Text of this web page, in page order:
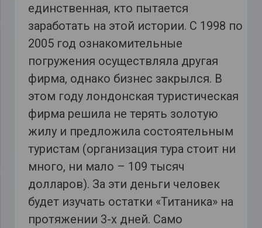
единственная, кто пытается
заработать на этой истории. С 1998 по
2005 год ознакомительные
погружения осуществляла другая
фирма, однако бизнес закрылся. В
этом году лондонская туристическая
фирма решила не терять золотую
жилу и предложила состоятельным
туристам (организация тура стоит ни
много, ни мало – 109 тысяч
долларов). За эти деньги человек
будет изучать остатки «Титаника» на
протяжении 3-х дней. Само